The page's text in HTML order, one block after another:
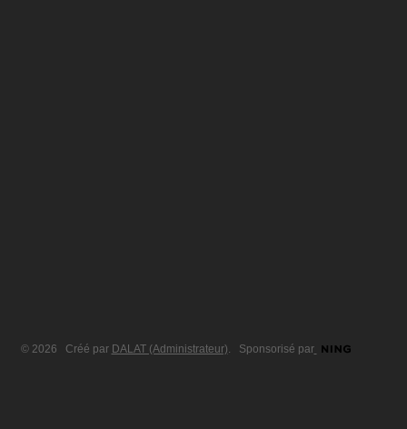
© 2026 Créé par DALAT (Administrateur). Sponsorisé par